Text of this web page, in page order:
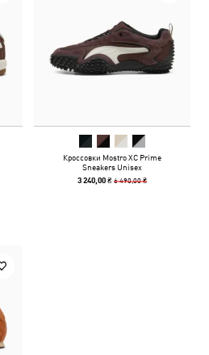
Кроссовки Mostro XC Prime
Sneakers Unisex
3 240,00 ₴6 490,00 ₴